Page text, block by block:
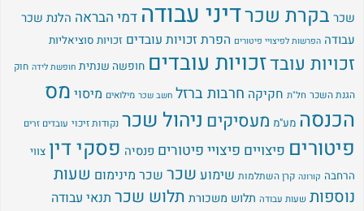
שכרבקרת שכרדיני עבודהדמי הבראההלנת שכר
עבודה הפרשות לפיצויי פיטורים הפרת זכויות עובדים זכויות סוציאליות
זכויות עובדזכויות עובדים חופשה שנתית חופשת לידה חוק
הגנת השכר חל"ת חקיקהחרבות ברזל חשב שכר מילואים מיסוימס
הכנסה מע"מ מעסיקיםניהול שכר נקודות זיכוי עובדים זרים
פיטוריםפיצוייםפיצויי פיטוריםפנסיהפסקי דין צווי
הרחבה קורונה קרן השתלמות שימועשכרשכר מינימוםשעות
נוספות שעות עבודה תלוש משכורתתלוש שכרתנאי עבודה